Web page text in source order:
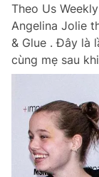
Theo Us
Angelina Jolie
& Glue . Đây là
cùng mẹ sau